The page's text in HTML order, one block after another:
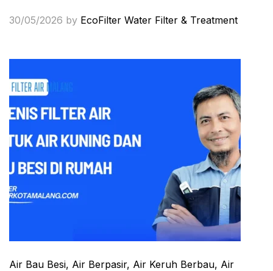
30/05/2026 by EcoFilter Water Filter & Treatment
Air Bau Besi, Air Berpasir, Air Keruh Berbau, Air